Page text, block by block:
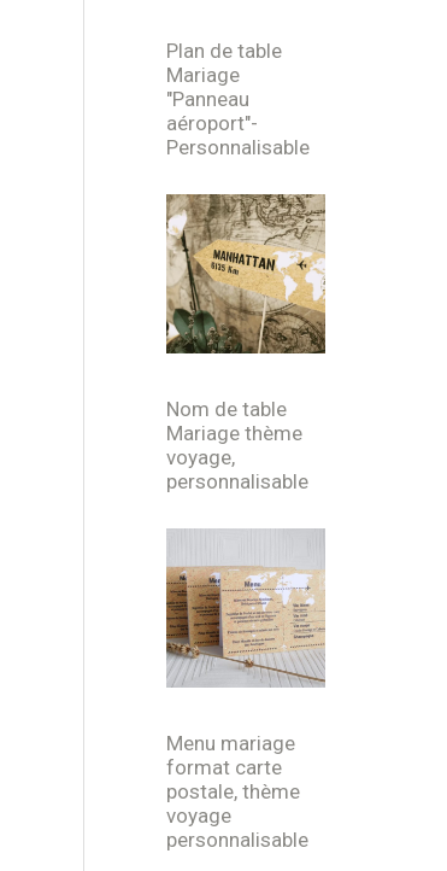
Plan de table
Mariage
"Panneau
aéroport"-
Personnalisable
Nom de table
Mariage thème
voyage,
personnalisable
Menu mariage
format carte
postale, thème
voyage
personnalisable